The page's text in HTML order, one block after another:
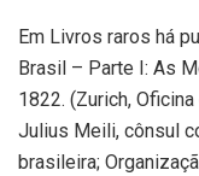
Em Livros raros há
Brasil – Parte I: As
1822. (Zurich,
Julius Meili, cônsul
brasileira;